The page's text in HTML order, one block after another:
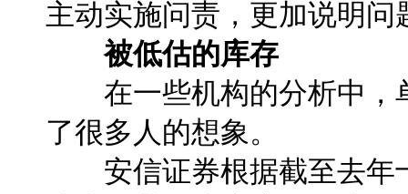
主动实施问责，更加说明问
被低估的库存
在一些机构的分析中，
了很多人的想象。
安信证券根据截至去年